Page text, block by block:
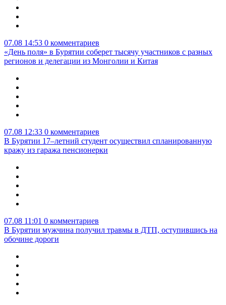
07.08 14:53 0 комментариев
«День поля» в Бурятии соберет тысячу участников с разных
регионов и делегации из Монголии и Китая
07.08 12:33 0 комментариев
В Бурятии 17–летний студент осуществил спланированную
кражу из гаража пенсионерки
07.08 11:01 0 комментариев
В Бурятии мужчина получил травмы в ДТП, оступившись на
обочине дороги